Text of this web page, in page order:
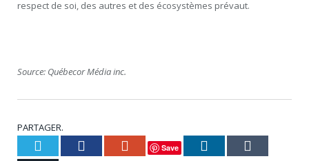
respect de soi, des autres et des écosystèmes prévaut.
Source: Québecor Média inc.
PARTAGER.
Twitter Facebook Google+
Save LinkedIn